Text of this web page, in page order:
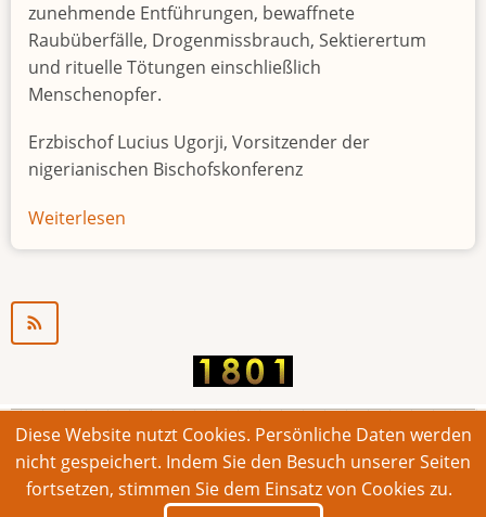
zunehmende Entführungen, bewaffnete
Raubüberfälle, Drogenmissbrauch, Sektierertum
und rituelle Tötungen einschließlich
Menschenopfer.
Erzbischof Lucius Ugorji, Vorsitzender der
nigerianischen Bischofskonferenz
Weiterlesen
Jugendarbeitslosigkeit
© 2026 Bonner Aufruf. Alle Rechte vorbehalten.
Footer
Impressum Kontakt Intern
Diese Website nutzt Cookies. Persönliche Daten werden
nicht gespeichert. Indem Sie den Besuch unserer Seiten
fortsetzen, stimmen Sie dem Einsatz von Cookies zu.